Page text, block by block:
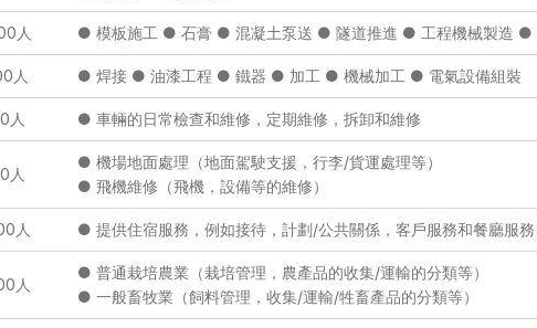
人 ● 模板施工 ● 石膏 ● 混凝土泵送 ● 隧道推進 ● 工程機械製造
人 ● 焊接 ● 油漆工程 ● 鐵器 ● 加工 ● 機械加工 ● 電氣設備組裝
人 ● 車輛的日常檢查和維修，定期維修，拆卸和維修
人
● 機場地面處理（地面駕駛支援，行李/貨運處理等）
● 飛機維修（飛機，設備等的維修）
人 ● 提供住宿服務，例如接待，計劃/公共關係，客戶服務和餐廳服務
人
● 普通栽培農業（栽培管理，農產品的收集/運輸的分類等）
● 一般畜牧業（飼料管理，收集/運輸/牲畜產品的分類等）